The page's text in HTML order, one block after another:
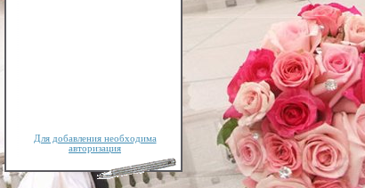
Для добавления необходима
авторизация